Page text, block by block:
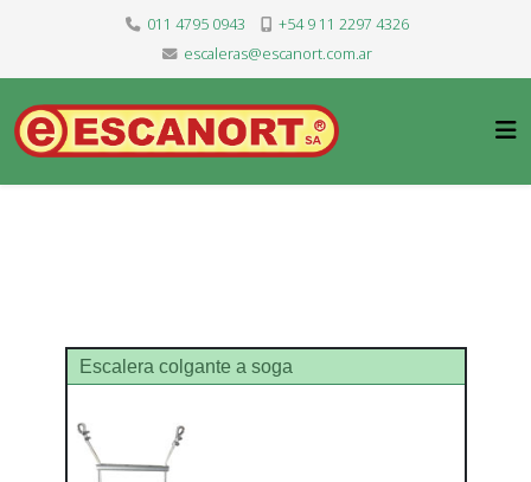
011 4795 0943
+54 9 11 2297 4326
escaleras@escanort.com.ar
Escalera colgante a soga